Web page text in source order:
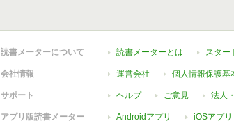
読書メーターについて 読書メーターとは スター
会社情報 運営会社 個人情報保護基
サポート ヘルプ ご意見 法人
アプリ版読書メーター Androidアプリ iOSアプリ